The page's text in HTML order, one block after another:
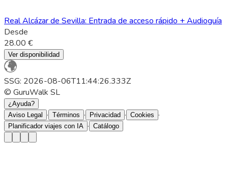
Real Alcázar de Sevilla: Entrada de acceso rápido + Audioguía
Desde
28.00 €
Ver disponibilidad
SSG: 2026-08-06T11:44:26.333Z
© GuruWalk SL
¿Ayuda?
Aviso Legal
· Términos · Privacidad · Cookies ·
Planificador viajes con IA · Catálogo